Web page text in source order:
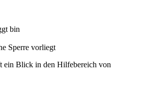
bin
Sperre vorliegt
ein Blick in den Hilfebereich von